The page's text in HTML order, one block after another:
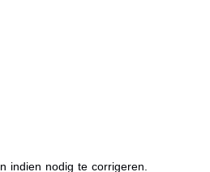
indien nodig te corrigeren.